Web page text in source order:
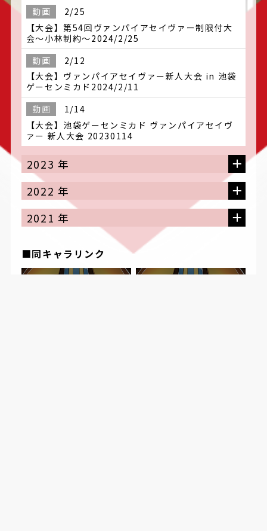
動画
2/25
【大会】第54回ヴァンパイアセイヴァー制限付大
会～小林制約～2024/2/25
動画
2/12
【大会】ヴァンパイアセイヴァー新人大会 in 池袋
ゲーセンミカド2024/2/11
動画
1/14
【大会】池袋ゲーセンミカド ヴァンパイアセイヴ
ァー 新人大会 20230114
2023 年
2022 年
2021 年
■同キャラリンク